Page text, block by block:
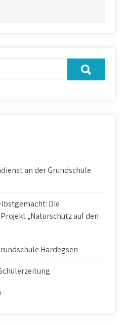
an der Grundschule
Die
„Naturschutz auf den
Hardegsen